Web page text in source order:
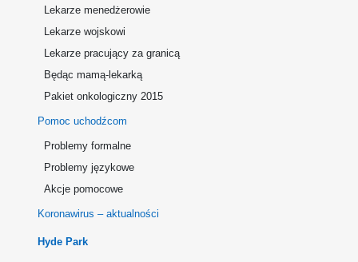
Lekarze menedżerowie
Lekarze wojskowi
Lekarze pracujący za granicą
Będąc mamą-lekarką
Pakiet onkologiczny 2015
Pomoc uchodźcom
Problemy formalne
Problemy językowe
Akcje pomocowe
Koronawirus – aktualności
Hyde Park